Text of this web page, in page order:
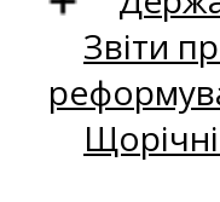
Звіти